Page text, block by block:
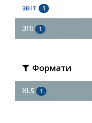
звіт 1
ЗПІ 1
Формати
XLS 1